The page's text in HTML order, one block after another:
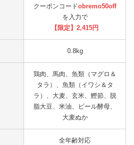
クーポンコードobremo50off
を入力で
【限定】2,415円
0.8kg
鶏肉、馬肉、魚類（マグロ＆
タラ）、魚類（イワシ＆タ
ラ）、大麦、玄米、鰹節、脱
脂大豆、米油、ビール酵母、
大麦ぬか
全年齢対応